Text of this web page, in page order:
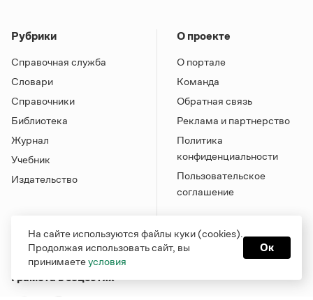
Рубрики
Справочная служба
Словари
Справочники
Библиотека
Журнал
Учебник
Издательство
О проекте
О портале
Команда
Обратная связь
Реклама и партнерство
Политика
конфиденциальности
Пользовательское
соглашение
Грамота в соцсетях
На сайте используются файлы куки (cookies).
Продолжая использовать сайт, вы
принимаетеусловия
Ок